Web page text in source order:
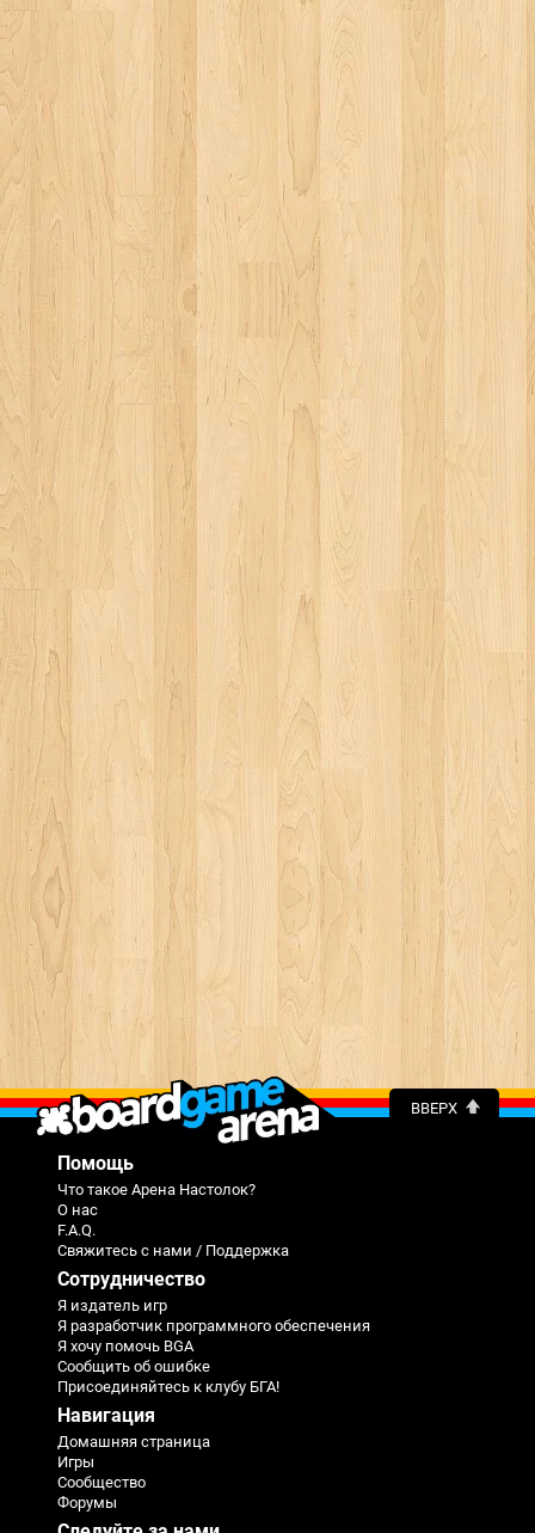
ВВЕРХ
Помощь
Что такое Арена Настолок?
О нас
F.A.Q.
Свяжитесь с нами / Поддержка
Сотрудничество
Я издатель игр
Я разработчик программного обеспечения
Я хочу помочь BGA
Сообщить об ошибке
Присоединяйтесь к клубу БГА!
Навигация
Домашняя страница
Игры
Сообщество
Форумы